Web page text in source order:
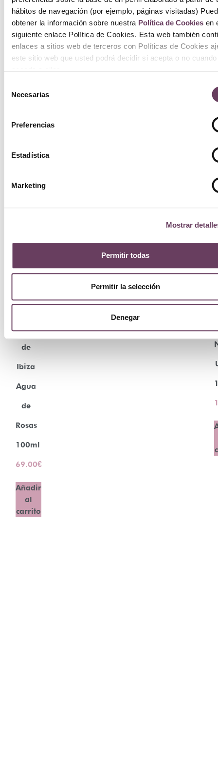
hábitos de navegación (por ejemplo, páginas visitadas)
obtener la información sobre nuestra Política de Cookiesen
siguiente enlace Política de Cookies. Esta web también
enlaces a sitios web de terceros con Políticas de Cookies
este sitio web que usted podrá decidir si acepta o no cuando
Necesarias
Preferencias
Estadística
Marketing
Mostrar
Permitir todas
Permitir la selección
Denegar
de
Ibiza
Agua
de
Rosas
100ml
69.00€
Añadir
al
carrito